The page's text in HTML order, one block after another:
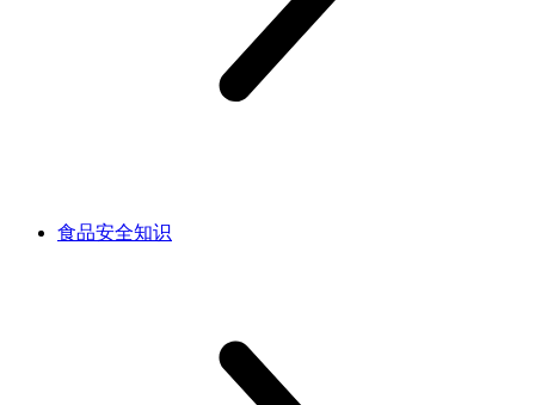
食品安全知识